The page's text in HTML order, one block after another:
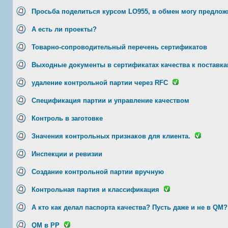
Просьба поделиться курсом LO955, в обмен могу
А есть ли проекты?
Товарно-сопроводительный перечень сертификатов
Выходные документы в сертификатах качества к
удаление контрольной партии через RFC
Спецификация партии и управление качеством
Контроль в заготовке
Значения контрольных признаков для клиента.
Инспекции и ревизии
Создание контрольной партии вручную
Контрольная партия и классификация
А кто как делал паспорта качества? Пусть даже и не в QM?
QM в PP